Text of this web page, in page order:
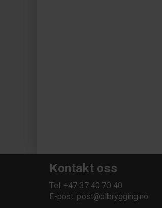
Kontakt oss
Tel: +47 37 40 70 40
E-post: post@olbrygging.no